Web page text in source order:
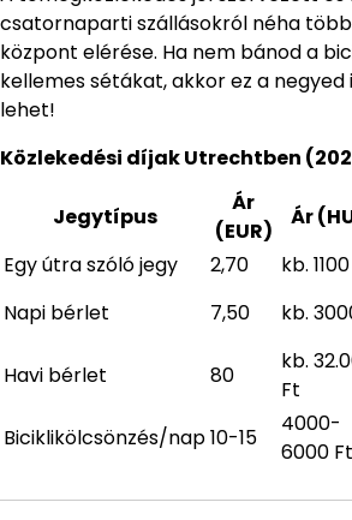
csatornaparti szállásokról néha
központ elérése. Ha nem bánod a
kellemes sétákat, akkor ez a
lehet!
Közlekedési díjak Utrechtben
Jegytípus
Ár
(EUR)
Ár
Egy útra szóló jegy
2,70 kb.
Napi bérlet
7,50 kb.
Havi bérlet
80
kb.
Ft
Biciklikölcsönzés/nap10-15
4000-
6000 Ft